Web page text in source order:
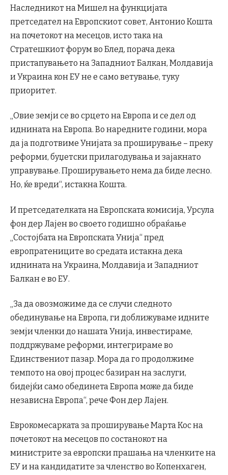
Наследникот на Мишел на функцијата
претседател на Европскиот совет, Антонио Кошта
на почетокот на месецов, исто така на
Стратешкиот форум во Блед, порача дека
пристапувањето на Западниот Балкан, Молдавија
и Украина кон ЕУ не е само ветување, туку
приоритет.
„Овие земји се во срцето на Европа и се дел од
иднината на Европа. Во наредните години, мора
да ја подготвиме Унијата за проширување – преку
реформи, буџетски прилагодувања и зајакнато
управување. Проширувањето нема да биде лесно.
Но, ќе вреди“, истакна Кошта.
И претседателката на Европската комисија, Урсула
фон дер Лајен во своето годишно обраќање
„Состојбата на Европската Унија“ пред
европратениците во средата истакна дека
иднината на Украина, Молдавија и Западниот
Балкан е во ЕУ.
„За да овозможиме да се случи следното
обединување на Европа, ги доближуваме идните
земји членки до нашата Унија, инвестираме,
поддржуваме реформи, интегрираме во
Единствениот пазар. Мора да го продолжиме
темпото на овој процес базиран на заслуги,
бидејќи само обединета Европа може да биде
независна Европа“, рече Фон дер Лајен.
Еврокомесарката за проширување Марта Кос на
почетокот на месецов по состанокот на
министрите за европски прашања на членките на
ЕУ и на кандидатите за членство во Копенхаген,